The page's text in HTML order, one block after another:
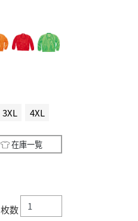
3XL 4XL
在庫一覧
枚数